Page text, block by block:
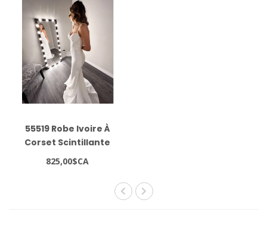
55519 Robe Ivoire À
Corset Scintillante
825,00$CA